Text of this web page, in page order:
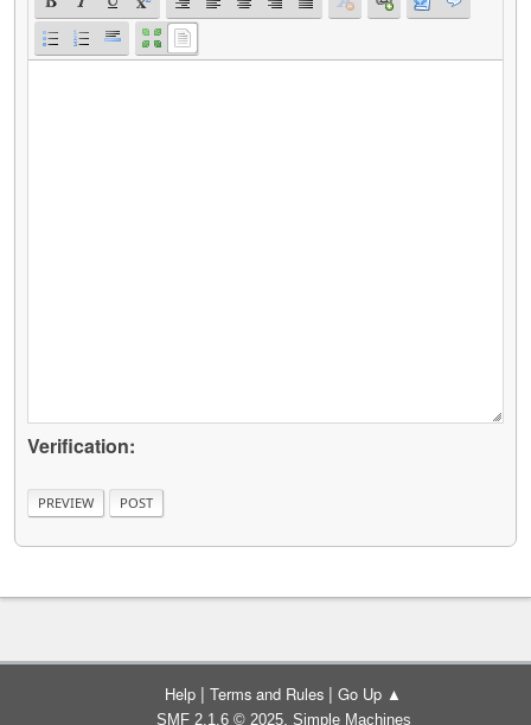
Verification:
Help | Terms and Rules | Go Up ▲
SMF 2.1.6 © 2025, Simple Machines